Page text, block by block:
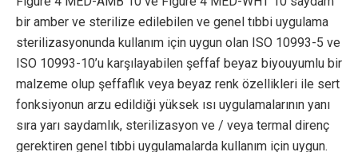
bir amber ve sterilize edilebilen ve genel tıbbi uygulama
sterilizasyonunda kullanım için uygun olan ISO 10993-5 ve
ISO 10993-10’u karşılayabilen şeffaf beyaz biyouyumlu bir
malzeme olup şeffaflık veya beyaz renk özellikleri ile sert
fonksiyonun arzu edildiği yüksek ısı uygulamalarının yanı
sıra yarı saydamlık, sterilizasyon ve / veya termal direnç
gerektiren genel tıbbi uygulamalarda kullanım için uygun.